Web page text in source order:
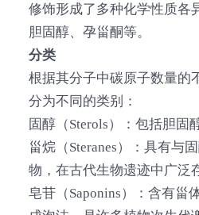
修饰形成了多种化学性质各
胆固醇、孕甾酮等。
分类
根据其分子中碳原子数量的
分为不同的类别：
固醇（Sterols）
：包括胆固
甾烷（Steranes）
：具有与
物，在古代生物遗迹中广泛
皂苷（Saponins）
：含有甾